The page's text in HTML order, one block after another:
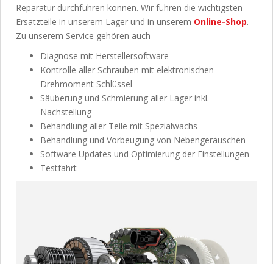
Reparatur durchführen können. Wir führen die wichtigsten
Ersatzteile in unserem Lager und in unserem Online-Shop.
Zu unserem Service gehören auch
Diagnose mit Herstellersoftware
Kontrolle aller Schrauben mit elektronischen
Drehmoment Schlüssel
Säuberung und Schmierung aller Lager inkl.
Nachstellung
Behandlung aller Teile mit Spezialwachs
Behandlung und Vorbeugung von Nebengeräuschen
Software Updates und Optimierung der Einstellungen
Testfahrt